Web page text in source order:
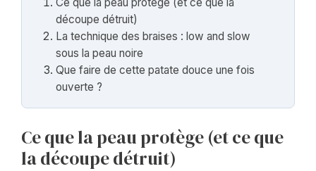
découpe détruit)
La technique des braises : low and slow
sous la peau noire
Que faire de cette patate douce une fois
ouverte ?
Ce que la peau protège (et ce que
la découpe détruit)